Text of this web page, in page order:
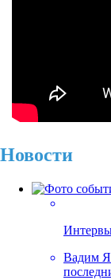
Новости
Вадим